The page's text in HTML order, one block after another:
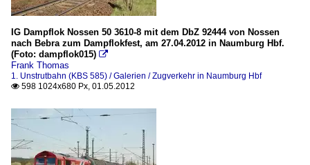
IG Dampflok Nossen 50 3610-8 mit dem DbZ 92444 von Nossen
nach Bebra zum Dampflokfest, am 27.04.2012 in Naumburg Hbf.
(Foto: dampflok015) 
Frank Thomas
1. Unstrutbahn (KBS 585) / Galerien / Zugverkehr in Naumburg Hbf
 598 1024x680 Px, 01.05.2012